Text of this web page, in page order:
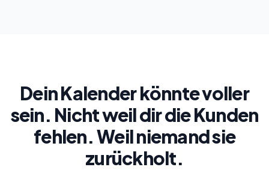
Dein Kalender könnte voller
sein. Nicht weil dir die Kunden
fehlen. Weil niemand sie
zurückholt.